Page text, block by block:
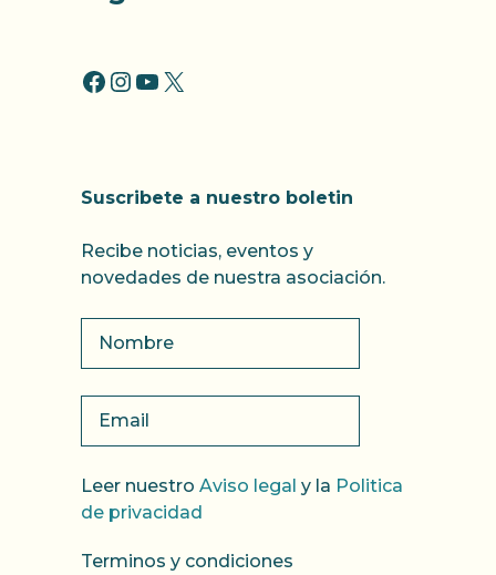
FACCEBOOK
INSTAGRAM
YOUTUBE
X
Suscribete a nuestro boletin
Recibe noticias, eventos y
novedades de nuestra asociación.
Leer nuestro Aviso legal y la Politica
de privacidad
Terminos y condiciones